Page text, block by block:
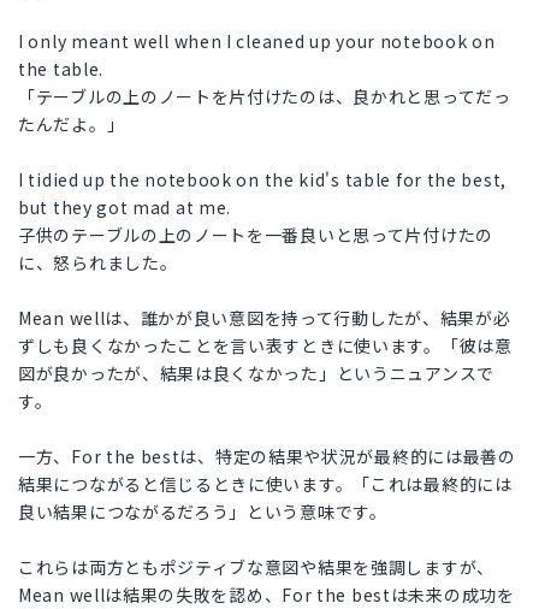
I only meant well when I cleaned up your notebook on
the table.
「テーブルの上のノートを片付けたのは、良かれと思ってだっ
たんだよ。」
I tidied up the notebook on the kid's table for the best,
but they got mad at me.
子供のテーブルの上のノートを一番良いと思って片付けたの
に、怒られました。
Mean wellは、誰かが良い意図を持って行動したが、結果が必
ずしも良くなかったことを言い表すときに使います。「彼は意
図が良かったが、結果は良くなかった」というニュアンスで
す。
一方、For the bestは、特定の結果や状況が最終的には最善の
結果につながると信じるときに使います。「これは最終的には
良い結果につながるだろう」という意味です。
これらは両方ともポジティブな意図や結果を強調しますが、
Mean wellは結果の失敗を認め、For the bestは未来の成功を